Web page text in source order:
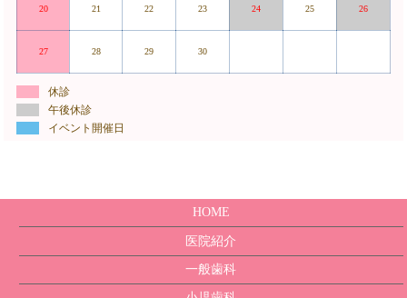
20 21 22 23 24 25 26
27 28 29 30
休診
午後休診
イベント開催日
HOME
医院紹介
一般歯科